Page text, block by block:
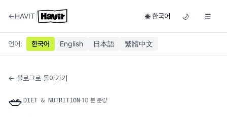
←HAVIT 🌐 한국어 🌙 ☰
언어: 한국어 English 日本語 繁體中文
← 블로그로 돌아가기
🥗 DIET & NUTRITION·10 분 분량